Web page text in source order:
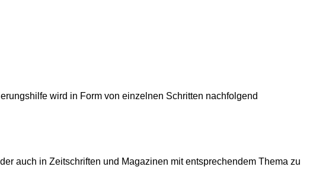
wird in Form von einzelnen Schritten nachfolgend
auch in Zeitschriften und Magazinen mit entsprechendem Thema zu